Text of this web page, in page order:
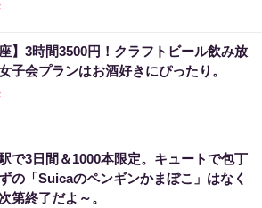
座】3時間3500円！クラフトビール飲み放
子会プランはお酒好きにぴったり。
で3日間＆1000本限定。キュートで包丁
の「Suicaのペンギンかまぼこ」はなく
第終了だよ～。